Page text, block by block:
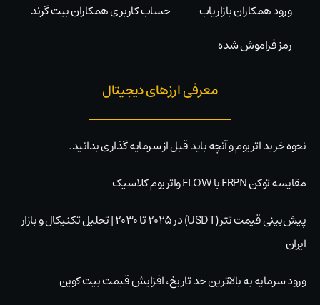
ورود همکاران بازاریاب
حساب کاربری همکاران بیت گرند
رمز فراموش شده
معرفی ارزهای دیجیتال
نحوه خرید اتریوم و آنچه باید قبل از سرمایه گذاری بدانید.
مقایسه توکن FRPN با FLOW واتریوم کلاسیک
پیش‌بینی قیمت تتر (USDT) در ۲۰۲۵ تا ۲۰۳۰ | تحلیل تکنیکال و بازار
ایران
ورود سرمایه به بالاترین حد تاریخ، افزایش قیمت بیت کوین